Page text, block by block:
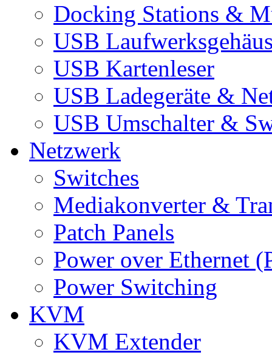
Docking Stations &
USB
USB Kartenleser
USB Ladegeräte &
USB Umschalter &
Netzwerk
Switches
Mediakonverter &
Patch Panels
Power over Ethernet
Power Switching
KVM
KVM Extender